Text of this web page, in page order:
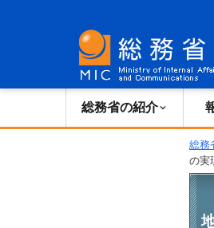
総務省の紹介
総務
の実